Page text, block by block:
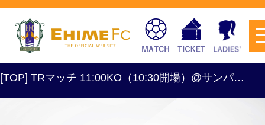
TRマッチ 11:00KO（10:30開場）@サンパ…